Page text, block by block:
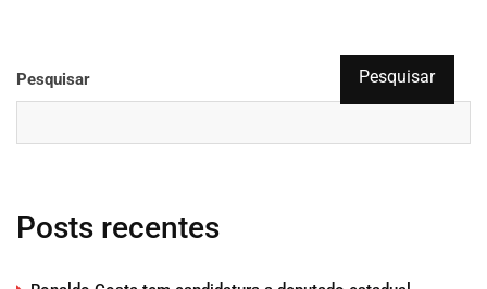
Pesquisar Pesquisar
Posts recentes